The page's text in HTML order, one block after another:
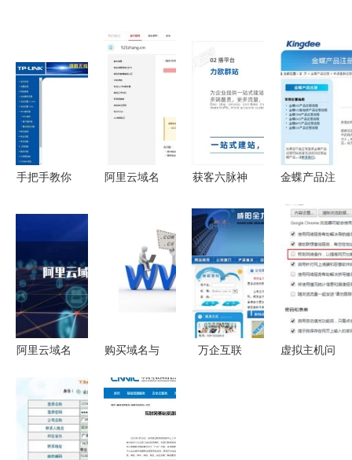
手把手教你
量内网穿透
站长教程
新睿社区
精品资源网
阿里云域名
《互联网域
名注册服
务》规定
获客六脉神
域名注册服
务助力传统
企业轻松转
型
金蝶产品注
域名注册服
务 一站式
企业数字化
身份构建方
案
阿里云域名
其与互联网
域名注册服
务的关联与
购买域名与
优选指南
网服务解析
万企互联
虚拟主机问